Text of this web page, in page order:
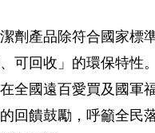
劑產品除符合國家標
可回收」的環保特性
全國遠百愛買及國軍
回饋鼓勵，呼籲全民